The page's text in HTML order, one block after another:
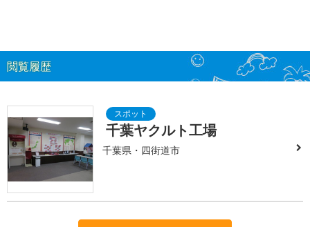
閲覧履歴
千葉ヤクルト工場
千葉県・四街道市